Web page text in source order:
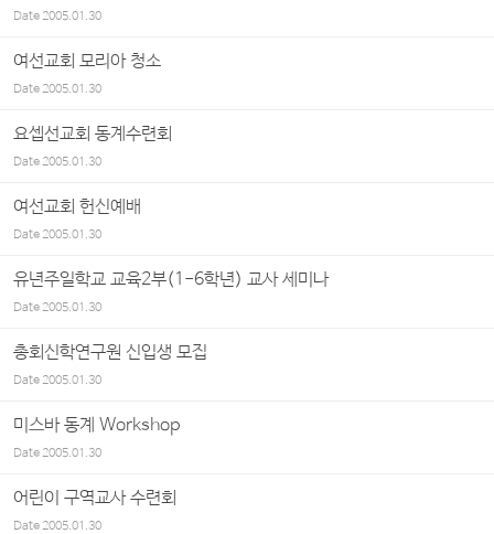
Date2005.01.30
여선교회 모리아 청소
Date2005.01.30
요셉선교회 동계수련회
Date2005.01.30
여선교회 헌신예배
Date2005.01.30
유년주일학교 교육2부(1-6학년) 교사 세미나
Date2005.01.30
총회신학연구원 신입생 모집
Date2005.01.30
미스바 동계 Workshop
Date2005.01.30
어린이 구역교사 수련회
Date2005.01.30